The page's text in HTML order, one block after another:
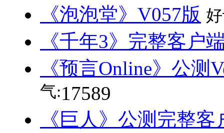
《泡泡堂》V057版
《千年3》完整客户
《预言Online》公测
气:17589
《巨人》公测完整客